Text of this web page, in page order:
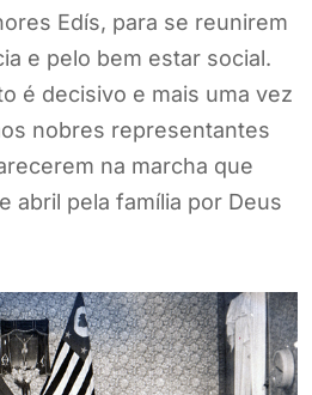
Edís, para se reunirem
e pelo bem estar social.
é decisivo e mais uma vez
nobres representantes
na marcha que
abril pela família por Deus